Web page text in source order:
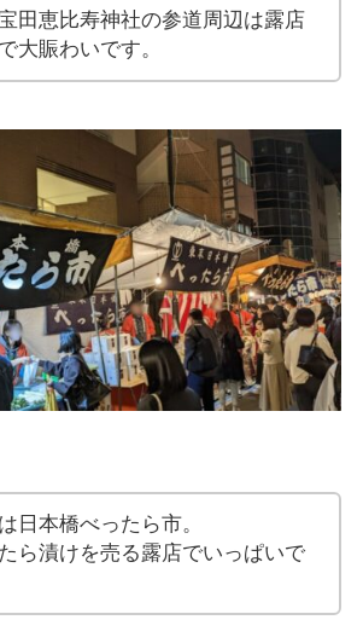
田恵比寿神社の参道周辺は露店
大賑わいです。
日本橋べったら市。
ら漬けを売る露店でいっぱいで